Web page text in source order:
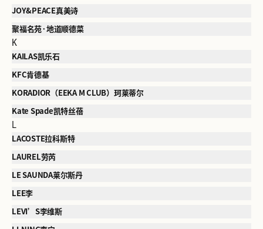
JOY&PEACE真美诗
聚福名苑·地道顺德菜
K
KAILAS凯乐石
KFC肯德基
KORADIOR（EEKA M CLUB）珂莱蒂尔
Kate Spade凯特丝蓓
L
LACOSTE拉科斯特
LAUREL劳芮
LE SAUNDA莱尔斯丹
LEE李
LEVI’S李维斯